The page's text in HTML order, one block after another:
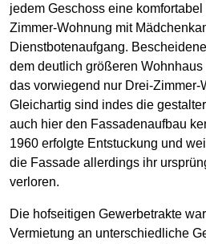
jedem Geschoss eine
Zimmer-Wohnung mit
Dienstbotenaufgang.
dem deutlich größeren
das vorwiegend nur Drei-Zimmer-
Gleichartig sind indes die
auch hier den Fassadenaufbau
1960 erfolgte Entstuckung und
die Fassade allerdings ihr
verloren.
Die hofseitigen Gewerbetrakte
Vermietung an unterschiedliche